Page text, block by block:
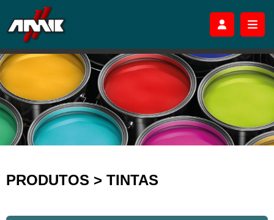
PRODUTOS > TINTAS